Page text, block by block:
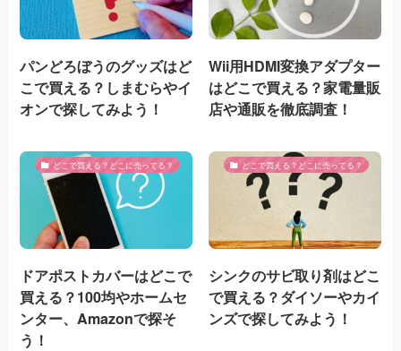
パンどろぼうのグッズはど
こで買える？しまむらやイ
オンで探してみよう！
Wii用HDMI変換アダプター
はどこで買える？家電量販
店や通販を徹底調査！
どこで買える？どこに売ってる？
ドアポストカバーはどこで
買える？100均やホームセ
ンター、Amazonで探そ
う！
どこで買える？どこに売ってる？
シンクのサビ取り剤はどこ
で買える？ダイソーやカイ
ンズで探してみよう！